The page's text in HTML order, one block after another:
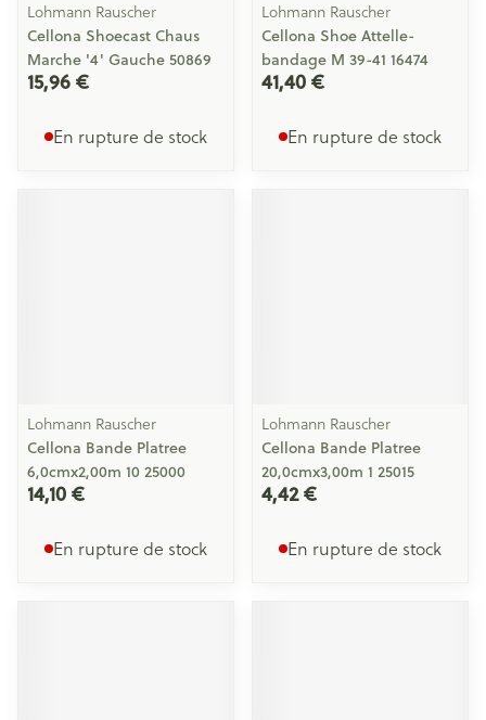
Lohmann Rauscher
Cellona Shoecast Chaus
Marche '4' Gauche 50869
15,96 €
En rupture de stock
Lohmann Rauscher
Cellona Shoe Attelle-
bandage M 39-41 16474
41,40 €
En rupture de stock
Lohmann Rauscher
Cellona Bande Platree
6,0cmx2,00m 10 25000
14,10 €
En rupture de stock
Lohmann Rauscher
Cellona Bande Platree
20,0cmx3,00m 1 25015
4,42 €
En rupture de stock